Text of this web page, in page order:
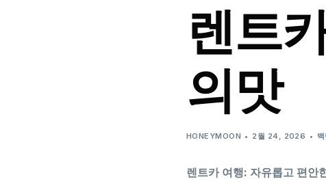
렌트
의맛
HONEYMOON 2월 24, 2026
렌트카 여행: 자유롭고 편안